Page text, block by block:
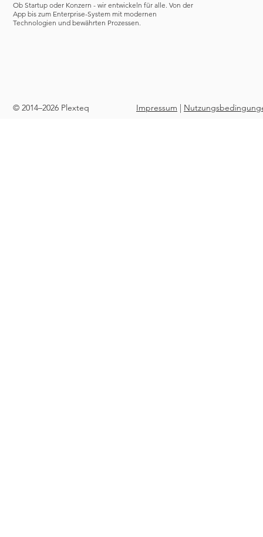
Ob Startup oder Konzern - wir entwickeln für alle. Von der
App bis zum Enterprise-System mit modernen
Technologien und bewährten Prozessen.
© 2014–2026 Plexteq Impressum |